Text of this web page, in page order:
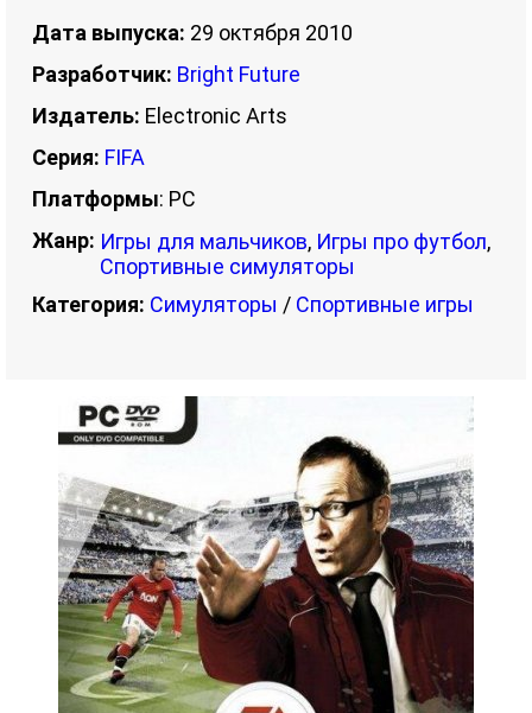
Дата выпуска: 29 октября 2010
Разработчик: Bright Future
Издатель: Electronic Arts
Серия: FIFA
Платформы: PC
Жанр: Игры для мальчиков, Игры про футбол,
Спортивные симуляторы
Категория: Симуляторы / Спортивные игры